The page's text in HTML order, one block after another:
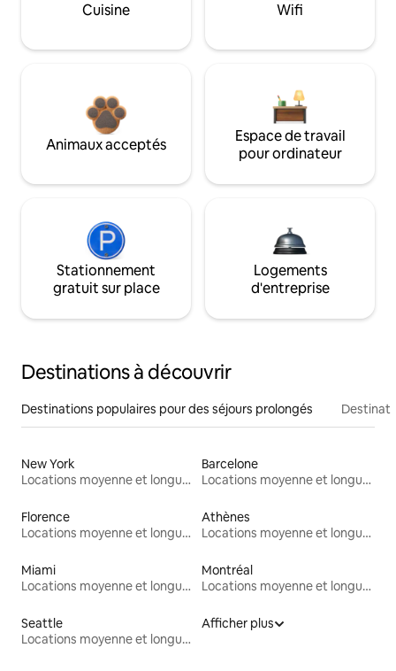
Cuisine Wifi
Animaux acceptés
Espace de travail
pour ordinateur
Stationnement
gratuit sur place
Logements
d'entreprise
Destinations à découvrir
Destinations populaires pour des séjours prolongés
New York
Locations moyenne et longue durée
Barcelone
Locations moyenne et longue durée
Florence
Locations moyenne et longue durée
Athènes
Locations moyenne et longue durée
Miami
Locations moyenne et longue durée
Montréal
Locations moyenne et longue durée
Seattle
Locations moyenne et longue durée
Afficher plus